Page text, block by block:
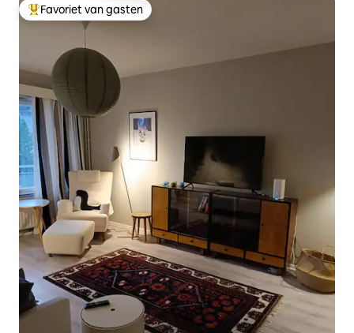
Topfavoriet van gasten
Favoriet van gasten